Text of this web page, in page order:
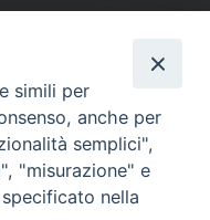
DI ALBANO
06.9323844
Ore: 9:00 - 13:00
simili per
anche per
semplici",
"misurazione" e
nella